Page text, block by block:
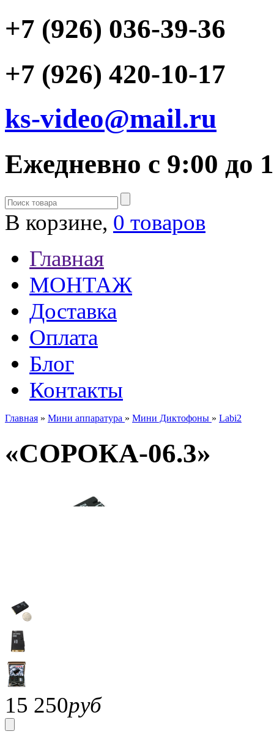
+7 (926) 036-39-36
+7 (926) 420-10-17
ks-video@mail.ru
Ежедневно с 9:00 до
В корзине, 0 товаров
Главная
МОНТАЖ
Доставка
Оплата
Блог
Контакты
Главная » Мини аппаратура » Мини Диктофоны » Labi2
«СОРОКА-06.3»
15 250руб